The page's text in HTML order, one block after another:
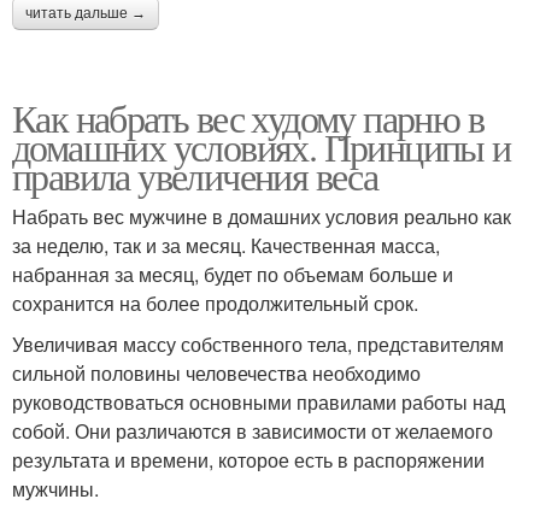
читать дальше →
Как набрать вес худому парню в
домашних условиях. Принципы и
правила увеличения веса
Набрать вес мужчине в домашних условия реально как
за неделю, так и за месяц. Качественная масса,
набранная за месяц, будет по объемам больше и
сохранится на более продолжительный срок.
Увеличивая массу собственного тела, представителям
сильной половины человечества необходимо
руководствоваться основными правилами работы над
собой. Они различаются в зависимости от желаемого
результата и времени, которое есть в распоряжении
мужчины.